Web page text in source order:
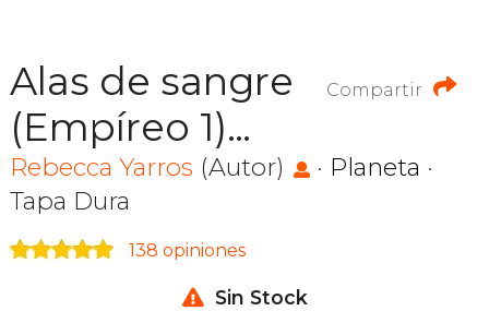
Compartir
Alas de sangre
(Empíreo 1)
Edición
coleccionista
enriquecida y
Rebecca Yarros (Autor) · Planeta ·
Tapa Dura
138 opiniones
Sin Stock